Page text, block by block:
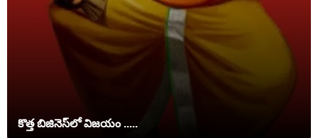
కొత్త బిజినెస్‌లో విజయం .....